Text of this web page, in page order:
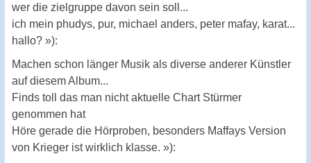
wer die zielgruppe davon sein soll...
ich mein phudys, pur, michael anders, peter mafay, karat...
hallo? »):
Machen schon länger Musik als diverse anderer Künstler
auf diesem Album...
Finds toll das man nicht aktuelle Chart Stürmer
genommen hat
Höre gerade die Hörproben, besonders Maffays Version
von Krieger ist wirklich klasse. »):